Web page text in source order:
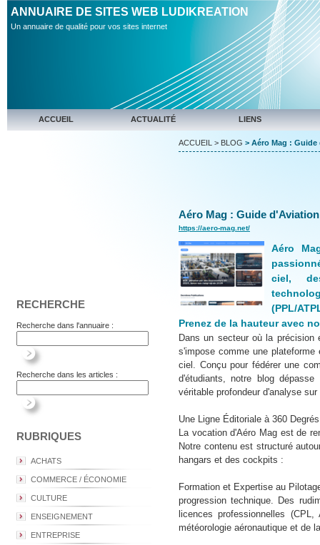
ANNUAIRE DE SITES WEB LUDIKREATION
Un annuaire de qualité pour vos sites internet
ACCUEIL ACTUALITÉ LIENS
RECHERCHE
Recherche dans l'annuaire :
Recherche dans les articles :
RUBRIQUES
ACHATS
COMMERCE / ÉCONOMIE
CULTURE
ENSEIGNEMENT
ENTREPRISE
ACCUEIL > BLOG > Aéro Mag :
Aéro Mag : Guide
https://aero-mag.net/
Aéro
ciel,
(PPL/
Prenez de la hauteur avec
Dans un secteur où la
s'impose comme une
ciel. Conçu pour fédérer une
d'étudiants, notre blog
véritable profondeur d'analyse
Une Ligne Éditoriale à 360 Degrés
La vocation d'Aéro Mag est de
Notre contenu est structuré
hangars et des cockpits :
Formation et Expertise au
progression technique. Des
licences professionnelles
météorologie aéronautique et de